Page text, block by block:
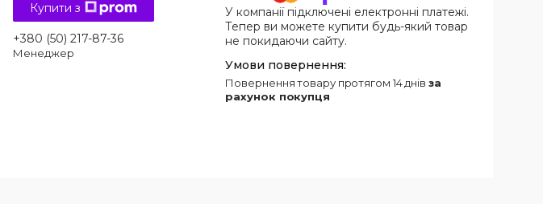
Купити з
+380 (50) 217-87-36
Менеджер
У компанії підключені електронні платежі.
Тепер ви можете купити будь-який товар
не покидаючи сайту.
повернення товару протягом 14 днів за
рахунок покупця